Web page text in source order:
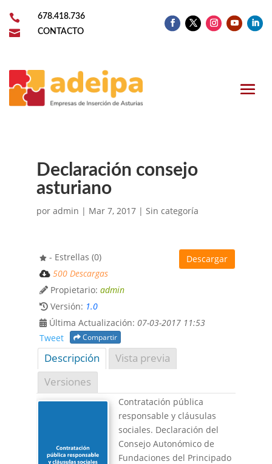
 678.418.736
 CONTACTO
Declaración consejo
asturiano
por admin | Mar 7, 2017| Sin categoría
Descargar
- Estrellas (0)
500 Descargas
Propietario: admin
Versión: 1.0
Última Actualización: 07-03-2017 11:53
Compartir
Tweet
Descripción
Vista previa
Versiones
Contratación pública
responsable y cláusulas
sociales. Declaración del
Consejo Autonómico de
Fundaciones del Principado